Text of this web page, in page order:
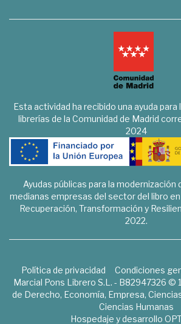
Esta actividad ha recibido una ayuda
librerías de la Comunidad de Madrid
2024
Ayudas públicas para la modernización
medianas empresas del sector del libro
Recuperación, Transformación y
2022.
Política de privacidad Condiciones
Marcial Pons Librero S.L. - B82947326 ©
de Derecho, Economía, Empresa,
Ciencias Humanas
Hospedaje y desarrollo